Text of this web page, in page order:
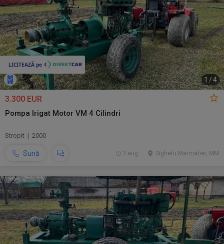
1 /4
3.300 EUR
Pompa Irigat Motor VM 4 Cilindri
Stropit | 2000
Sună Sighetu Marmatiei, MM
2 aug.